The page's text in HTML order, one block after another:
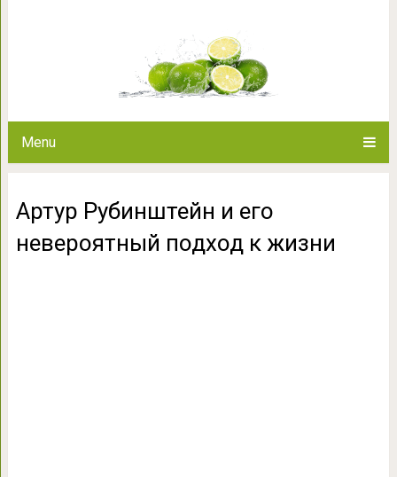
Menu
Артур Рубинштейн и его
невероятный подход к жизни